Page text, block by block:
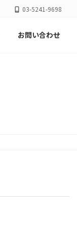
03-5241-9698
お問い合わせ